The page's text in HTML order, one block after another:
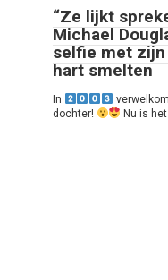
“Ze lijkt
Michael
selfie met
hart smelten
In
dochter!
Nu is het